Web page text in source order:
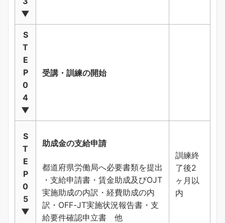
▼
S
T
E
P
0
4
▼
受講・訓練の開始
S
T
E
P
0
5
▼
助成金の支給申請
都道府県労働局へ必要書類を提出
・支給申請書・賃金助成及びOJT
実施助成の内訳・経費助成の内
訳・OFF-JT実施状況報告書・支
給要件確認申立書 他
訓練終
了後2
ヶ月以
内